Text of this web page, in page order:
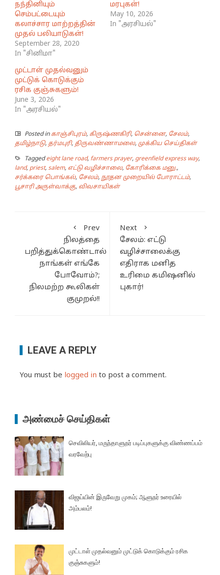
நந்தினியும்
செம்பட்டையும்
கலாச்சார மாற்றத்தின்
முதல் பலியாடுகள்!
September 28, 2020
In "சினிமா"
மரபுகள்!
May 10, 2026
In "அரசியல்"
முட்டாள் முதல்வனும்
முட்டுக் கொடுக்கும்
ரசிக குஞ்சுகளும்!
June 3, 2026
In "அரசியல்"
Posted in காஞ்சிபுரம், கிருஷ்ணகிரி, சென்னை, சேலம்,
தமிழ்நாடு, தர்மபுரி, திருவண்ணாமலை, முக்கிய செய்திகள்
Taggedeight lane road, farmers prayer, greenfield express way,
land, priest, salem, எட்டு வழிச்சாலை, கோரிக்கை மனு.,
சர்க்கரை பொங்கல், சேலம், நூதன முறையில் போராட்டம்,
பூசாரி அருள்வாக்கு, விவசாயிகள்
Prev
நிலத்தை
பறித்துக்கொண்டால்
நாங்கள் எங்கே
போவோம்?;
நிலமற்ற கூலிகள்
குமுறல்!!
Next
சேலம்: எட்டு
வழிச்சாலைக்கு
எதிராக மனித
உரிமை கமிஷனில்
புகார்!
LEAVE A REPLY
You must be logged in to post a comment.
அண்மைச் செய்திகள்
செவிலியர், மருந்தாளுநர் படிப்புகளுக்கு விண்ணப்பம்
வரவேற்பு
விஜய்யின் இருவேறு முகம்; ஆளுநர் உரையில்
அம்பலம்!
முட்டாள் முதல்வனும் முட்டுக் கொடுக்கும் ரசிக
குஞ்சுகளும்!